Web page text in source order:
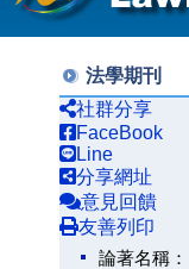
法學期刊
社群分享
FaceBook
Line
分享網址
意見回饋
友善列印
論著名稱：